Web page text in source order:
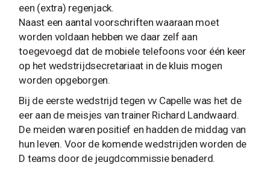
een (extra) regenjack.
Naast een aantal voorschriften waaraan moet
worden voldaan hebben we daar zelf aan
toegevoegd dat de mobiele telefoons voor één keer
op het wedstrijdsecretariaat in de kluis mogen
worden opgeborgen.
Bij de eerste wedstrijd tegen vv Capelle was het de
eer aan de meisjes van trainer Richard Landwaard.
De meiden waren positief en hadden de middag van
hun leven. Voor de komende wedstrijden worden de
D teams door de jeugdcommissie benaderd.